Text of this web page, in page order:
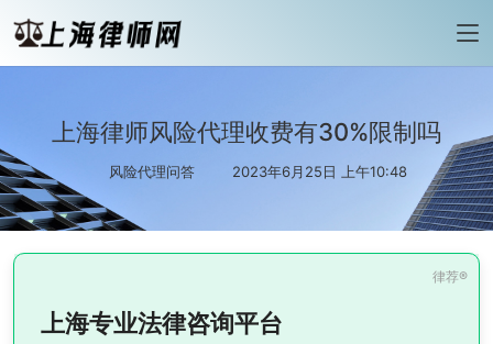
上海律师风险代理收费有30%限制吗
风险代理问答 2023年6月25日 上午10:48
上海专业法律咨询平台